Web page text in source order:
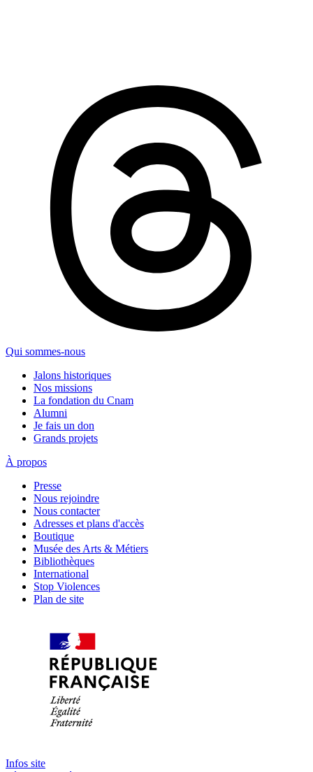
Qui sommes-nous
Jalons historiques
Nos missions
La fondation du Cnam
Alumni
Je fais un don
Grands projets
À propos
Presse
Nous rejoindre
Nous contacter
Adresses et plans d'accès
Boutique
Musée des Arts & Métiers
Bibliothèques
International
Stop Violences
Plan de site
Infos site